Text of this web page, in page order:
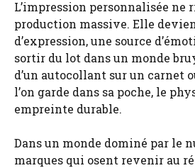
L’impression personnalisée ne
production massive. Elle
d’expression, une source
sortir du lot dans un monde
d’un autocollant sur un carnet
l’on garde dans sa poche, le
empreinte durable.
Dans un monde dominé par le
marques qui osent revenir au